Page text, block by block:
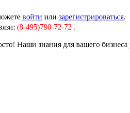
войти или зарегистрироваться.
(8-495)790-72-72 .
Наши знания для вашего бизнеса